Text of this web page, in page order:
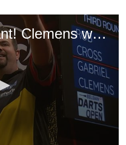
02:05 | German Giant! Clemens wirft Ex-Weltmeister raus